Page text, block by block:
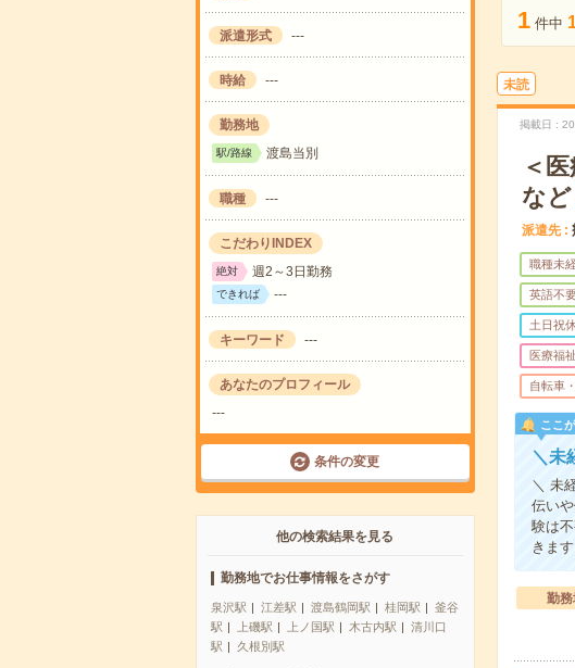
派遣形式 ---
時給 ---
勤務地
駅/路線 渡島当別
職種 ---
こだわりINDEX
絶対 週2～3日勤務
できれば ---
キーワード ---
あなたのプロフィール
---
条件の変更
他の検索結果を見る
勤務地でお仕事情報をさがす
泉沢駅 江差駅 渡島鶴岡駅 桂岡駅
釜谷
駅
上磯駅 上ノ国駅 木古内駅
清川口
駅
久根別駅
1 件中
未読
掲載日
＜
など
派遣先
職種未
英語不
土日祝休
医療福祉
自転車
ここ
＼未
＼ 未
伝い
験は
きま
勤